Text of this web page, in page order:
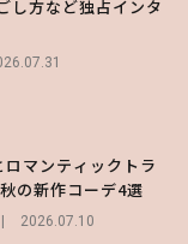
し方など独占インタ
ロマンティックトラ
の新作コーデ4選
2026.07.10
＆限定グッズを総
ブに！「意外としっ
で心地いい」ヘアカ
け♡
の新作コーデ4選
ィが可愛すぎ♡ 紀
冷バッグ”は夏の強
ズ9月号増刊】